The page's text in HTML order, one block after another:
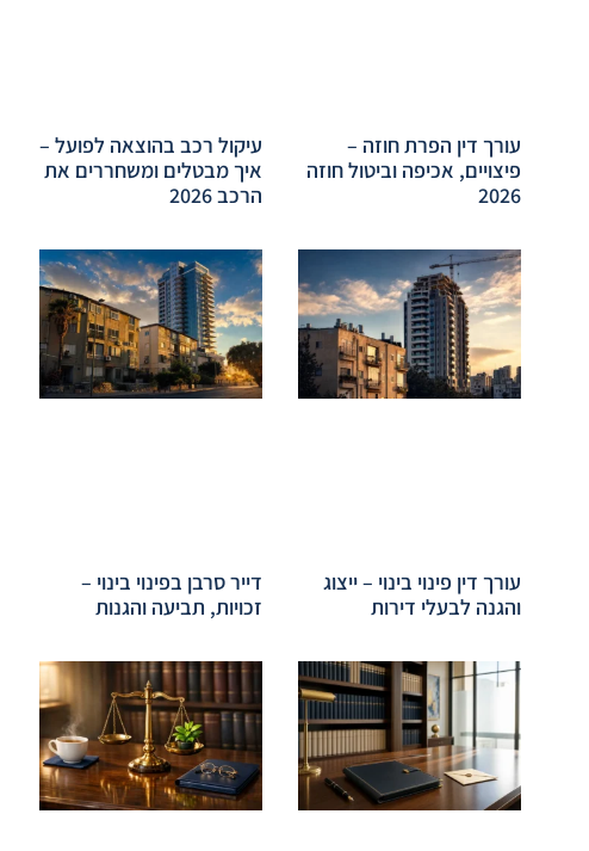
עורך דין הפרת חוזה –
פיצויים, אכיפה וביטול חוזה
2026
עיקול רכב בהוצאה לפועל –
איך מבטלים ומשחררים את
הרכב 2026
עורך דין פינוי בינוי – ייצוג
והגנה לבעלי דירות
דייר סרבן בפינוי בינוי –
זכויות, תביעה והגנות